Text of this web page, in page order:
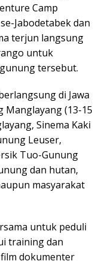
Camp
Jabodetabek dan
terjun langsung
untuk
tersebut.
di Jawa
Manglayang (13-15
Sinema Kaki
Leuser,
Tuo-Gunung
dan hutan,
masyarakat
untuk peduli
training dan
dokumenter